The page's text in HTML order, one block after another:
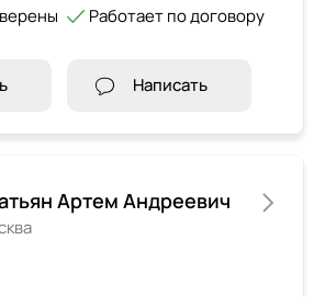
Работает по договору
Написать
Артем Андреевич